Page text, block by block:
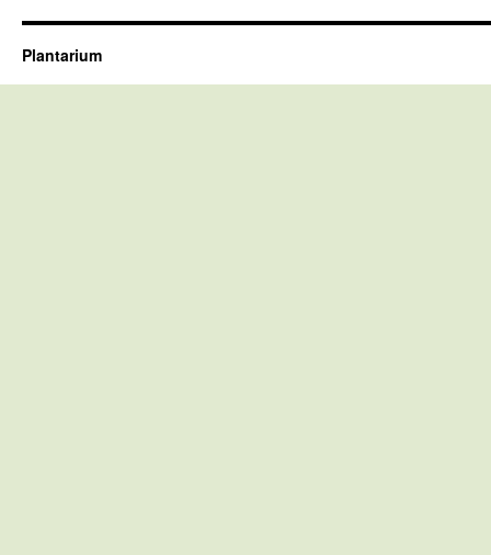
Plantarium